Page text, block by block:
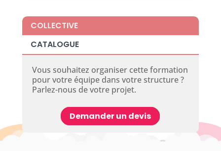
COLLECTIVE
CATALOGUE
Vous souhaitez organiser cette formation
pour votre équipe dans votre structure ?
Parlez-nous de votre projet.
Demander un devis